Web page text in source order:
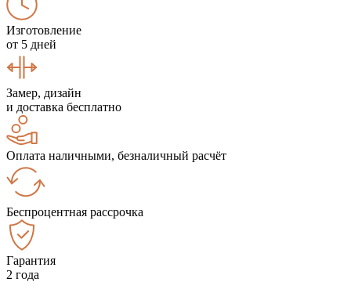
Изготовление
от 5 дней
Замер, дизайн
и доставка бесплатно
Оплата наличными, безналичный расчёт
Беспроцентная рассрочка
Гарантия
2 года